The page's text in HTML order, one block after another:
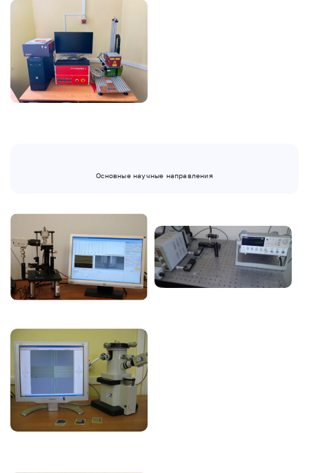
Image
Основные научные направления
Image
Image
Image